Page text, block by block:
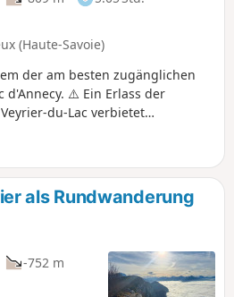
(Haute-Savoie)
der am besten zugänglichen
d'Annecy. ⚠️ Ein Erlass der
du-Lac verbietet
Vernet.
als Rundwanderung
-752 m